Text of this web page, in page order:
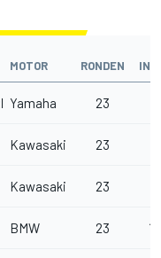
MOTOR RONDEN
Yamaha 23
Kawasaki 23
Kawasaki 23
BMW 23